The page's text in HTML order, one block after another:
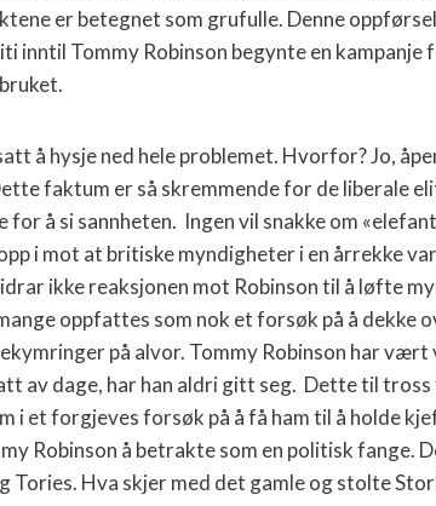
er betegnet som grufulle. Denne
inntil Tommy Robinson begynte en kampanje
å hysje ned hele problemet. Hvorfor? Jo,
faktum er så skremmende for de liberale
å si sannheten. Ingen vil snakke om
i mot at britiske myndigheter i en årrekke
ikke reaksjonen mot Robinson til å løfte
oppfattes som nok et forsøk på å dekke
på alvor. Tommy Robinson har
av dage, har han aldri gitt seg. Dette til tross
i et forgjeves forsøk på å få ham til å holde
Robinson å betrakte som en politisk fange.
Tories. Hva skjer med det gamle og stolte